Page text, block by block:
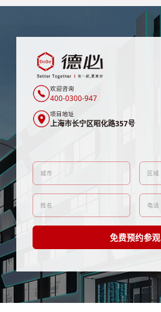
欢迎咨询
400-0300-947
项目地址
上海市长宁区昭化路357号
免费预约参观